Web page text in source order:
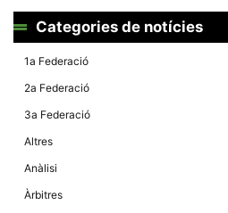
Categories de notícies
1a Federació
2a Federació
3a Federació
Altres
Anàlisi
Àrbitres